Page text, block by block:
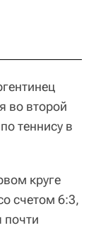
во второй
теннису в
круге
счетом 6:3,
почти